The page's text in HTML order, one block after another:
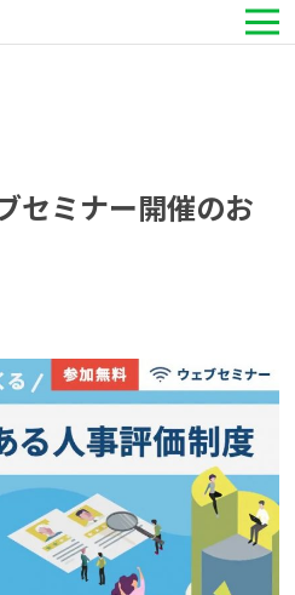
セミナー開催のお